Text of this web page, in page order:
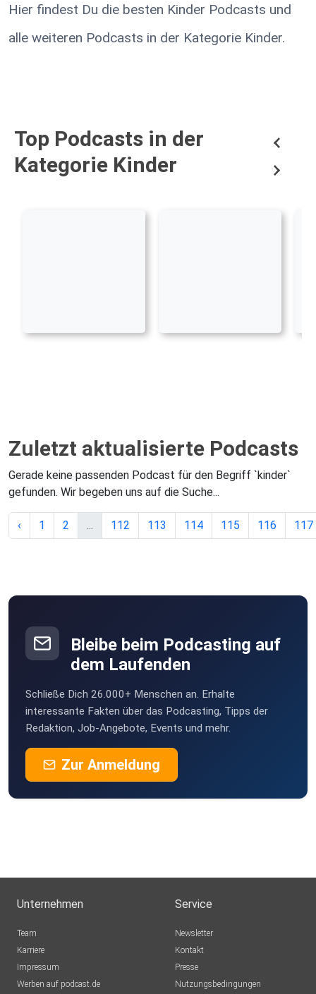
Hier findest Du die besten Kinder Podcasts und
alle weiteren Podcasts in der Kategorie Kinder.
Top Podcasts in der
Kategorie Kinder
Zuletzt aktualisierte Podcasts
Gerade keine passenden Podcast für den Begriff `kinder`
gefunden. Wir begeben uns auf die Suche...
‹ 1 2 ... 112 113 114 115 116 117
Bleibe beim Podcasting auf
dem Laufenden
Schließe Dich 26.000+ Menschen an. Erhalte
interessante Fakten über das Podcasting, Tipps der
Redaktion, Job-Angebote, Events und mehr.
Zur Anmeldung
Unternehmen
Team
Karriere
Impressum
Werben auf podcast.de
Service
Newsletter
Kontakt
Presse
Nutzungsbedingungen